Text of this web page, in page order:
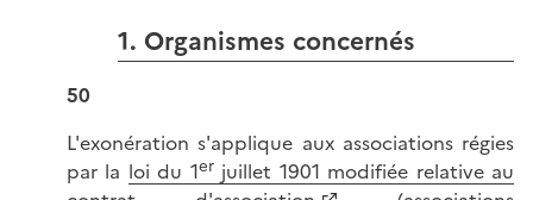
1. Organismes concernés
50
L'exonération s'applique aux associations régies
par la loi du 1erjuillet 1901 modifiée relative au